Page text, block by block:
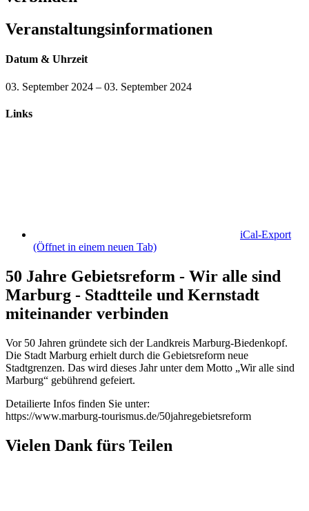
Veranstaltungsinformationen
Datum & Uhrzeit
03. September 2024 – 03. September 2024
Links
iCal-Export
(Öffnet in einem neuen Tab)
50 Jahre Gebietsreform - Wir alle sind
Marburg - Stadtteile und Kernstadt
miteinander verbinden
Vor 50 Jahren gründete sich der Landkreis Marburg-Biedenkopf.
Die Stadt Marburg erhielt durch die Gebietsreform neue
Stadtgrenzen. Das wird dieses Jahr unter dem Motto „Wir alle sind
Marburg“ gebührend gefeiert.
Detailierte Infos finden Sie unter:
https://www.marburg-tourismus.de/50jahregebietsreform
Vielen Dank fürs Teilen